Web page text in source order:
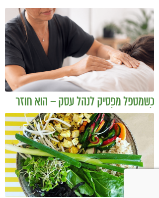
כשמטפל מפסיק לנהל עסק – הוא חוזר
להיות מטפל